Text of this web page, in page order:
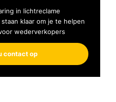
in lichtreclame
klaar om je te helpen
wederverkopers
contact op